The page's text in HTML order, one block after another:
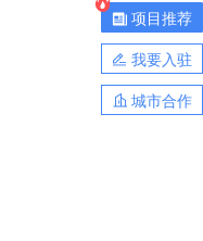
项目推荐
我要入驻
城市合作